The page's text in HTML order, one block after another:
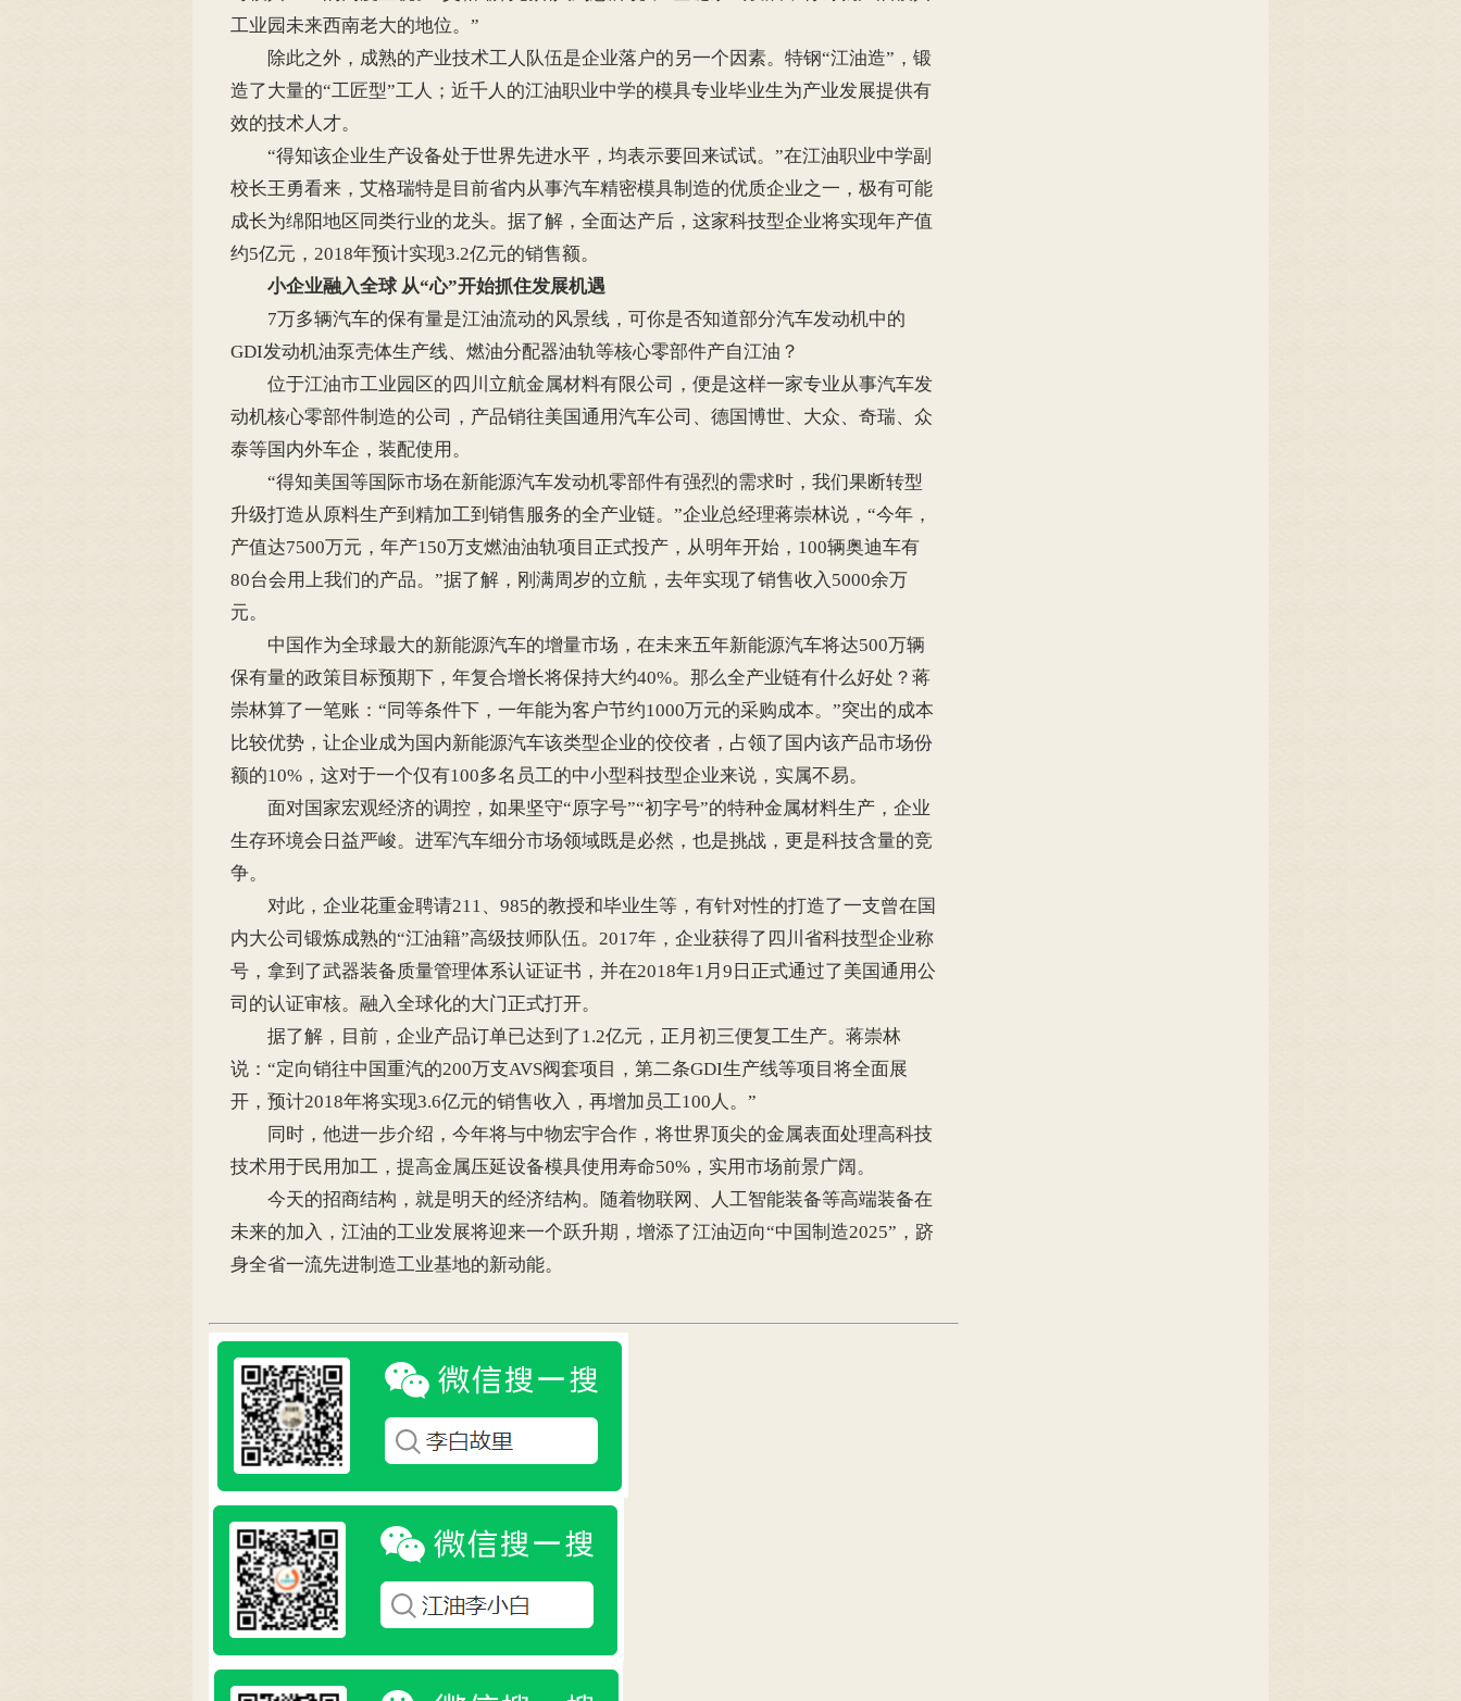
工业园未来西南老大的地位。”
除此之外，成熟的产业技术工人队伍是企业落户的另一个因素。特钢“江油造”，锻
造了大量的“工匠型”工人；近千人的江油职业中学的模具专业毕业生为产业发展提供有
效的技术人才。
“得知该企业生产设备处于世界先进水平，均表示要回来试试。”在江油职业中学副
校长王勇看来，艾格瑞特是目前省内从事汽车精密模具制造的优质企业之一，极有可能
成长为绵阳地区同类行业的龙头。据了解，全面达产后，这家科技型企业将实现年产值
约5亿元，2018年预计实现3.2亿元的销售额。
小企业融入全球 从“心”开始抓住发展机遇
7万多辆汽车的保有量是江油流动的风景线，可你是否知道部分汽车发动机中的
GDI发动机油泵壳体生产线、燃油分配器油轨等核心零部件产自江油？
位于江油市工业园区的四川立航金属材料有限公司，便是这样一家专业从事汽车发
动机核心零部件制造的公司，产品销往美国通用汽车公司、德国博世、大众、奇瑞、众
泰等国内外车企，装配使用。
“得知美国等国际市场在新能源汽车发动机零部件有强烈的需求时，我们果断转型
升级打造从原料生产到精加工到销售服务的全产业链。”企业总经理蒋崇林说，“今年，
产值达7500万元，年产150万支燃油油轨项目正式投产，从明年开始，100辆奥迪车有
80台会用上我们的产品。”据了解，刚满周岁的立航，去年实现了销售收入5000余万
元。
中国作为全球最大的新能源汽车的增量市场，在未来五年新能源汽车将达500万辆
保有量的政策目标预期下，年复合增长将保持大约40%。那么全产业链有什么好处？蒋
崇林算了一笔账：“同等条件下，一年能为客户节约1000万元的采购成本。”突出的成本
比较优势，让企业成为国内新能源汽车该类型企业的佼佼者，占领了国内该产品市场份
额的10%，这对于一个仅有100多名员工的中小型科技型企业来说，实属不易。
面对国家宏观经济的调控，如果坚守“原字号”“初字号”的特种金属材料生产，企业
生存环境会日益严峻。进军汽车细分市场领域既是必然，也是挑战，更是科技含量的竞
争。
对此，企业花重金聘请211、985的教授和毕业生等，有针对性的打造了一支曾在国
内大公司锻炼成熟的“江油籍”高级技师队伍。2017年，企业获得了四川省科技型企业称
号，拿到了武器装备质量管理体系认证证书，并在2018年1月9日正式通过了美国通用公
司的认证审核。融入全球化的大门正式打开。
据了解，目前，企业产品订单已达到了1.2亿元，正月初三便复工生产。蒋崇林
说：“定向销往中国重汽的200万支AVS阀套项目，第二条GDI生产线等项目将全面展
开，预计2018年将实现3.6亿元的销售收入，再增加员工100人。”
同时，他进一步介绍，今年将与中物宏宇合作，将世界顶尖的金属表面处理高科技
技术用于民用加工，提高金属压延设备模具使用寿命50%，实用市场前景广阔。
今天的招商结构，就是明天的经济结构。随着物联网、人工智能装备等高端装备在
未来的加入，江油的工业发展将迎来一个跃升期，增添了江油迈向“中国制造2025”，跻
身全省一流先进制造工业基地的新动能。